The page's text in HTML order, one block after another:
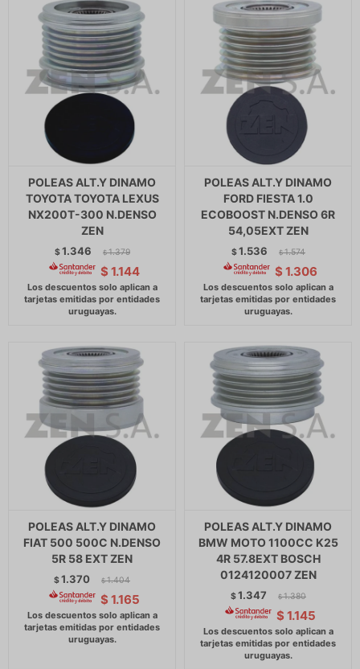
POLEAS ALT.Y DINAMO
TOYOTA TOYOTA LEXUS
NX200T-300 N.DENSO
ZEN
$1.346 $ 1.379
$ 1.144
POLEAS ALT.Y DINAMO
FORD FIESTA 1.0
ECOBOOST N.DENSO 6R
54,05EXT ZEN
$1.536 $ 1.574
$ 1.306
POLEAS ALT.Y DINAMO
FIAT 500 500C N.DENSO
5R 58 EXT ZEN
$1.370 $ 1.404
$ 1.165
POLEAS ALT.Y DINAMO
BMW MOTO 1100CC K25
4R 57.8EXT BOSCH
0124120007 ZEN
$1.347 $ 1.380
$ 1.145